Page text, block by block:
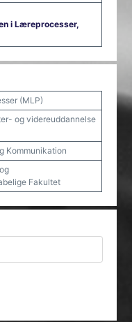
i Læreprocesser,
(MLP)
og videreuddannelse
Kommunikation
Fakultet